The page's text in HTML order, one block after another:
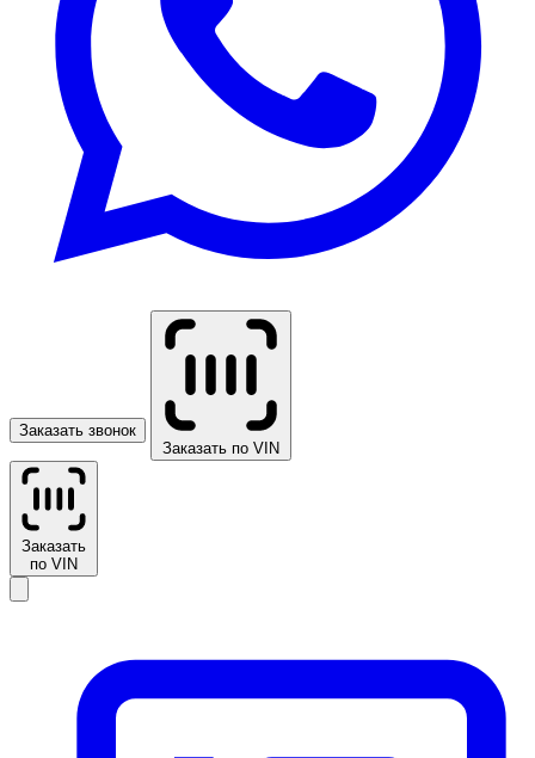
Заказать звонок
Заказать по VIN
Заказать
по VIN